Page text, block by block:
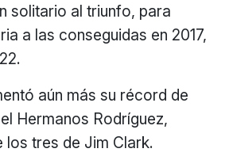
solitario al triunfo, para
a las conseguidas en 2017,
aún más su récord de
Hermanos Rodríguez,
los tres de Jim Clark.